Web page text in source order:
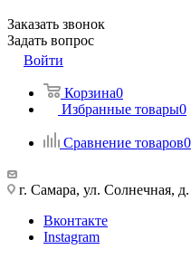
Заказать звонок
Задать вопрос
Войти
Корзина0
Избранные товары0
Сравнение товаров0
г. Самара, ул. Солнечная,
Вконтакте
Instagram